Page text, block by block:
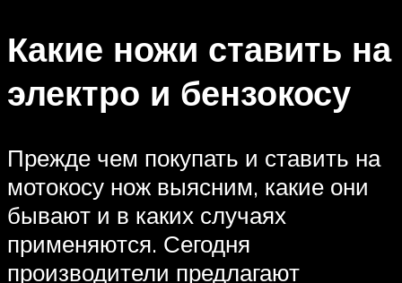
Какие ножи ставить на
электро и бензокосу
Прежде чем покупать и ставить на
мотокосу нож выясним, какие они
бывают и в каких случаях
применяются. Сегодня
производители предлагают